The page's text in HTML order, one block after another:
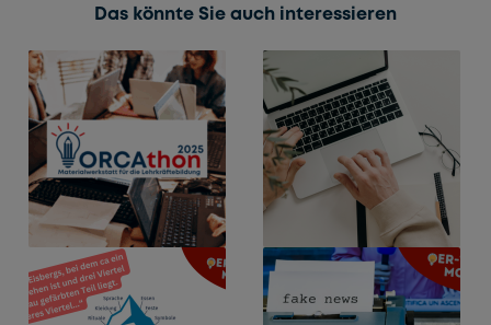
Das könnte Sie auch interessieren